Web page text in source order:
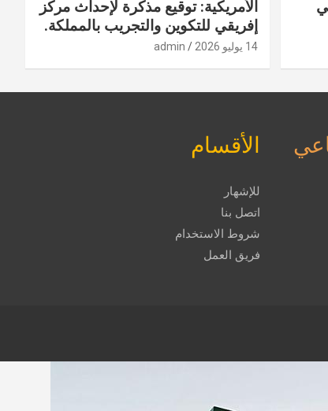
الأمريكية: توقيع مذكرة لإحداث مركز
إفريقي للتكوين والتجريب بالمملكة.
14 يوليو 2026 admin
الأقسام
للإشهار
اتصل بنا
شروط الاستخدام
فريق العمل